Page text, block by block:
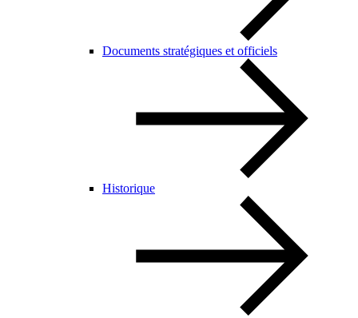
Documents stratégiques et officiels
Historique